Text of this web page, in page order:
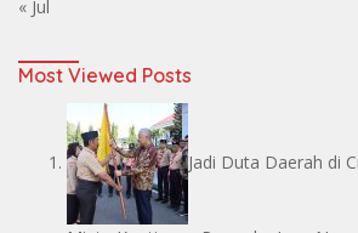
« Jul
Most Viewed Posts
Jadi Duta Daerah di